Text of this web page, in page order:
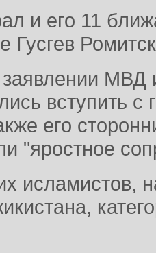
и его 11
Гусгев
МВД
вступить
его
"яростное
исламистов,